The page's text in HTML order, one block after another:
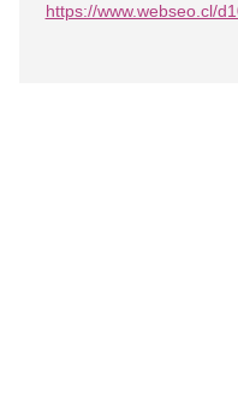
https://www.webseo.cl/